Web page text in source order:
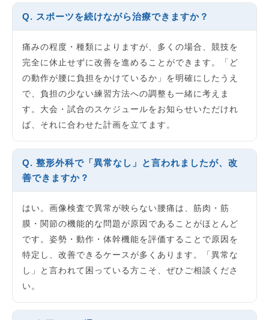
Q. スポーツを続けながら治療できますか？
痛みの程度・種類によりますが、多くの場合、競技を
完全に休止せずに改善を進めることができます。「ど
の動作が腰に負担をかけているか」を明確にしたうえ
で、負担の少ない練習方法への調整も一緒に考えま
す。大会・試合のスケジュールをお知らせいただけれ
ば、それに合わせた計画を立てます。
Q. 整形外科で「異常なし」と言われましたが、改
善できますか？
はい。画像検査で異常が映らない腰痛は、筋肉・筋
膜・関節の機能的な問題が原因であることがほとんど
です。姿勢・動作・体幹機能を評価することで原因を
特定し、改善できるケースが多くあります。「異常な
し」と言われて困っている方こそ、ぜひご相談くださ
い。